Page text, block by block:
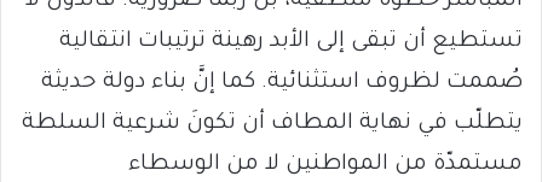
تستطيع أن تبقى إلى الأبد رهينة ترتيبات انتقالية
صُممت لظروف استثنائية. كما إنَّ بناء دولة حديثة
يتطلّب في نهاية المطاف أن تكونَ شرعية السلطة
مستمدّة من المواطنين لا من الوسطاء